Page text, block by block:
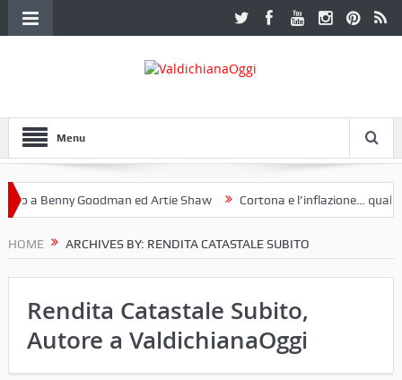
Menu
a Benny Goodman ed Artie Shaw Cortona e l’inflazione…
HOME ARCHIVES BY: RENDITA CATASTALE SUBITO
Rendita Catastale Subito,
Autore a ValdichianaOggi